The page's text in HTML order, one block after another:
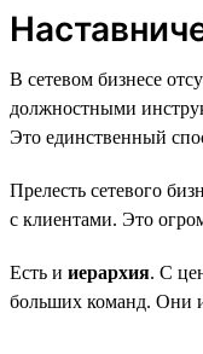
В сетевом бизнесе
должностными
Это единственный
Прелесть сетевого
с клиентами. Это
Есть и иерархия. С
больших команд. Они и